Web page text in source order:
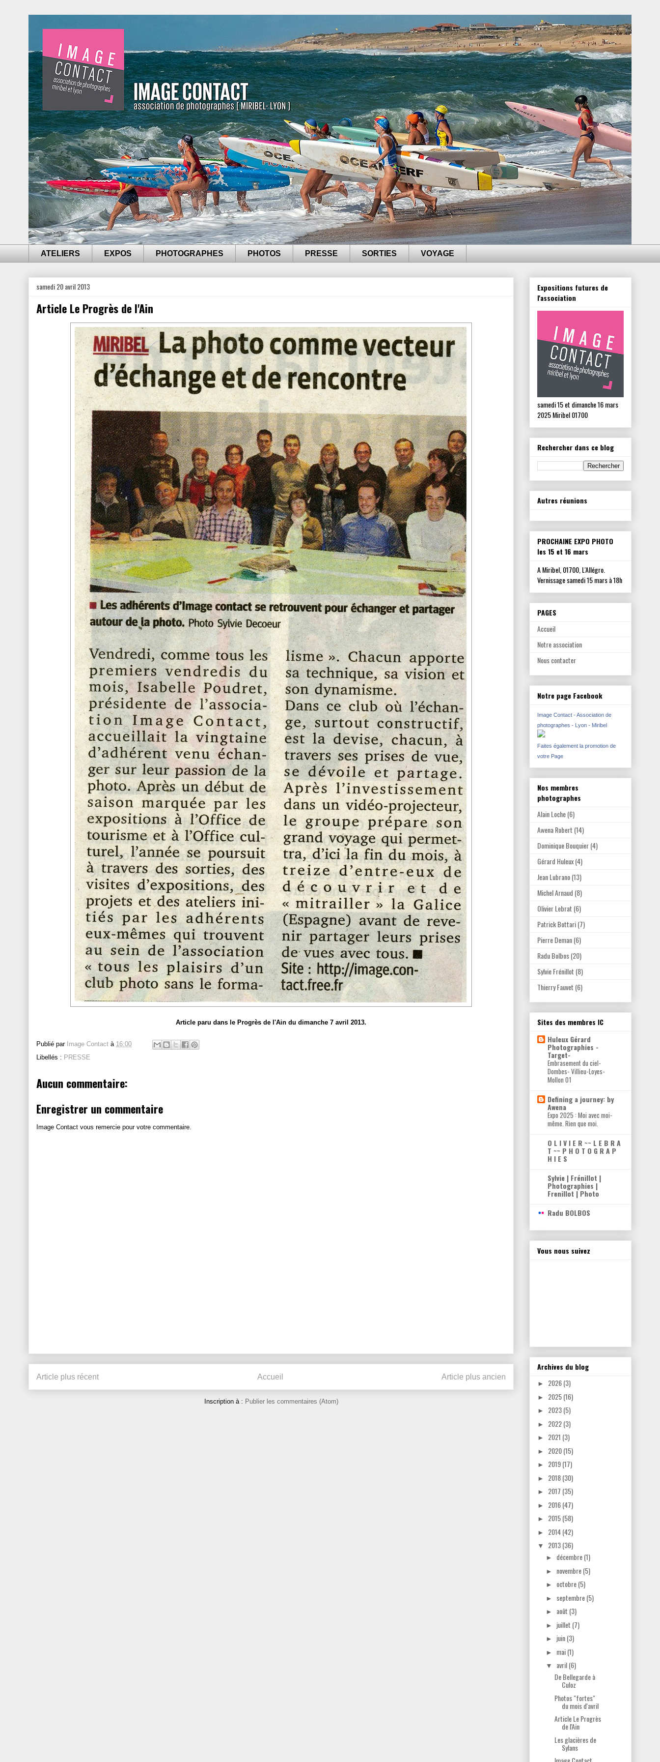
ATELIERS EXPOS PHOTOGRAPHES PHOTOS PRESSE SORTIES VOYAGE
samedi 20 avril 2013
Article Le Progrès de l'Ain
Article paru dans le Progrès de l'Ain du dimanche 7 avril 2013.
Publié par Image Contact à 16:00
Libellés : PRESSE
Aucun commentaire:
Enregistrer un commentaire
Image Contact vous remercie pour votre commentaire.
Article plus récent Article plus ancien
Accueil
Inscription à : Publier les commentaires (Atom)
Expositions futures de
l'association
samedi 15 et dimanche 16 mars
2025 Miribel 01700
Rechercher dans ce blog
Autres réunions
PROCHAINE EXPO PHOTO
les 15 et 16 mars
A Miribel, 01700, L'Allégro.
Vernissage samedi 15 mars à 18h
PAGES
Accueil
Notre association
Nous contacter
Notre page Facebook
Image Contact - Association de
photographes - Lyon - Miribel
Faites également la promotion de
votre Page
Nos membres
photographes
Alain Loche(6)
Awena Robert (14)
Dominique Bouquier(4)
Gérard Huleux(4)
Jean Lubrano(13)
Michel Arnaud (8)
Olivier Lebrat (6)
Patrick Bottari(7)
Pierre Deman(6)
Radu Bolbos(20)
Sylvie Frénillot (8)
Thierry Fauvet (6)
Sites des membres IC
Huleux Gérard
Photographies -
Target-
Embrasement du ciel-
Dombes- Villieu-Loyes-
Mollon 01
Defining a journey: by
Awena
Expo 2025 : Moi avec moi-
même. Rien que moi.
O L I V I E R ~~ L E B R A
T ~~ P H O T O G R A P
H I E S
Sylvie | Frénillot |
Photographies |
Frenillot | Photo
Radu BOLBOS
Vous nous suivez
Archives du blog
► 2026(3)
► 2025(16)
► 2023(5)
► 2022(3)
► 2021 (3)
► 2020(15)
► 2019(17)
► 2018(30)
► 2017 (35)
► 2016(47)
► 2015(58)
► 2014(42)
▼ 2013(36)
► décembre(1)
► novembre(5)
► octobre(5)
► septembre(5)
► août (3)
► juillet (7)
► juin(3)
► mai(1)
▼ avril(6)
De Bellegarde à
Culoz
Photos "fortes"
du mois d'avril
Article Le Progrès
de l'Ain
Les glacières de
Sylans